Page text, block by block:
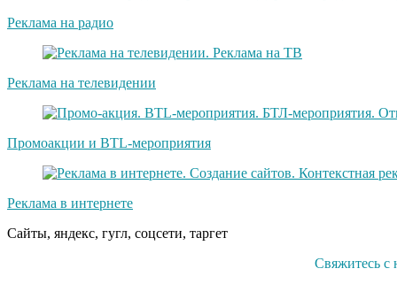
Реклама на радио
Реклама на телевидении
Промоакции и BTL-мероприятия
Реклама в интернете
Сайты, яндекс, гугл, соцсети, таргет
Свяжитесь с